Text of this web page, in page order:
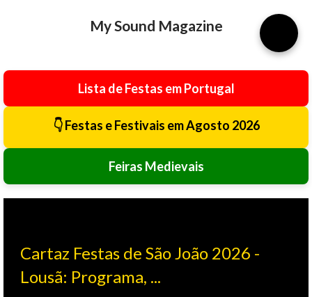
My Sound Magazine
Lista de Festas em Portugal
👇 Festas e Festivais em Agosto 2026
Feiras Medievais
Cartaz Festas de São João 2026 -
Lousã: Programa, ...